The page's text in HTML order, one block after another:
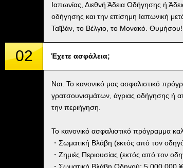
Ιαπωνίας, Διεθνή Άδεια Οδήγησης ή
οδήγησης και την επίσημη Ιαπωνική
Ταϊβάν, το Βέλγιο, το Μονακό.
02 Έχετε ασφάλεια;
Ναι. Το κανονικό μας ασφαλιστικό
γρατσουνισμάτων, άγριας οδήγησης ή
την περιήγηση.
Το κανονικό ασφαλιστικό πρόγραμμα
・Σωματική Βλάβη (εκτός από τον
・Ζημιές Περιουσίας (εκτός από τον